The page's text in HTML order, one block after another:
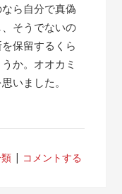
ら自分で真偽
そうでないの
保留するくら
か。オオカミ
いました。
コメントする